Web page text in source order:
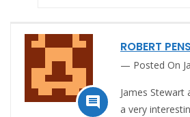

ROBERT
Posted On
James Stewart
a very